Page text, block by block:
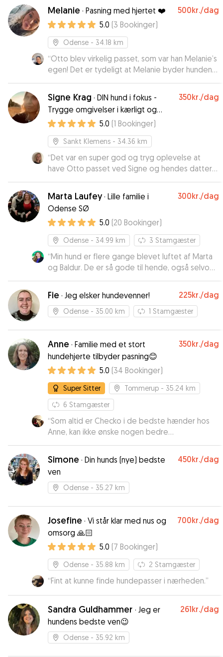
Melanie · Pasning med hjertet ❤️ 500kr./dag
5.0 (3 Bookinger)
Odense - 34.18 km
“Otto blev virkelig passet, som var han Melanie’s
egen! Det er tydeligt at Melanie byder hunden
velkommen pga. lyst. Hver dag fik vi
opdateringer med “dagbog” og billeder. Vi ville
med garanti vælge Melanie igen- også selvom vi
kørte mere end 1 time for at aflevere og hente.
Signe Krag · DIN hund i fokus -
Trygge omgivelser i kærligt og
roligt hjem.
350kr./dag
5.0 (1 Bookinger)
Sankt Klemens - 34.36 km
“Det var en super god og tryg oplevelse at
have Otto passet ved Signe og hendes datter
Ida. Vi fik billeder undervejs og han er
simpelthen bare blevet passet godt på. Mange
tak for det Signe!”
Marta Laufey· Lille familie i
Odense SØ
300kr./dag
5.0 (20 Bookinger)
Odense - 34.99 km 3 Stamgæster
“Min hund er flere gange blevet luftet af Marta
og Baldur. De er så gode til hende, også selvom
hun kan være en vildbasse. Man kan mærke at de
er rigtige hundeelskere. Jeg føler virkelig min
hund er i trygge hænder. De får min største
anbefaling!”
Fie · Jeg elsker hundevenner! 225kr./dag
Odense - 35.00 km 1 Stamgæster
Anne · Familie med et stort
hundehjerte tilbyder pasning😊
350kr./dag
5.0 (34 Bookinger)
Super Sitter Tommerup - 35.24 km
6 Stamgæster
“Som altid er Checko i de bedste hænder hos
Anne, kan ikke ønske nogen bedre
hundepasser!”
Simone · Din hunds (nye) bedste
ven
450kr./dag
Odense - 35.27 km
Josefine · Vi står klar med nus og
omsorg 🙏🏻
700kr./dag
5.0 (7 Bookinger)
Odense - 35.88 km 2 Stamgæster
“Fint at kunne finde hundepasser i nærheden.”
Sandra Guldhammer · Jeg er
hundens bedste ven😉
261kr./dag
Odense - 35.92 km